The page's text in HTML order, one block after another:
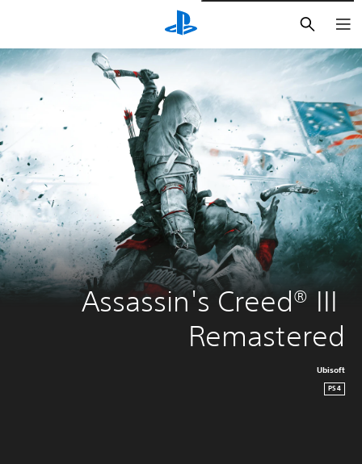
Assassin's Creed® III
Remastered
Ubisoft
PS4